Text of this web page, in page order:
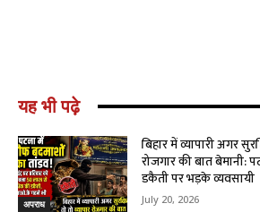
यह भी पढ़े
अपराध
बिहार में व्यापारी अगर
रोजगार की बात बेमानी:
डकैती पर भड़के व्यवसायी
July 20, 2026